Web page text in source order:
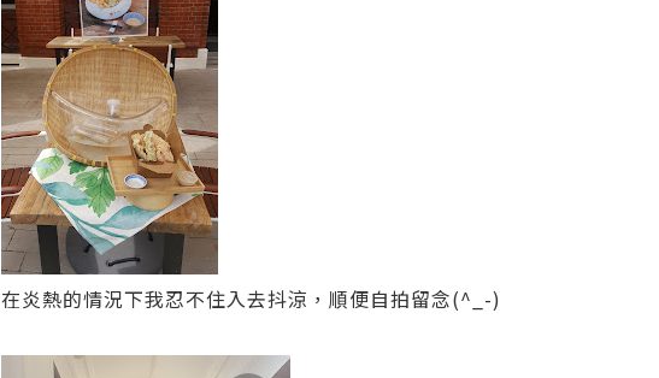
在炎熱的情況下我忍不住入去抖涼，順便自拍留念(^_-)